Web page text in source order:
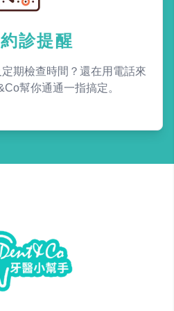
診提醒
期檢查時間？還在用電話來
幫你通通一指搞定。